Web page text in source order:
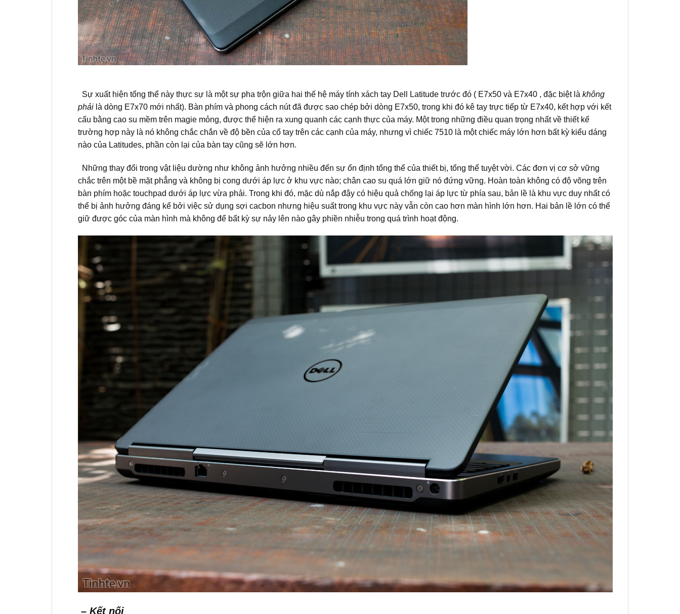
Sự xuất hiện tổng thể này thực sự là một sự pha trộn giữa hai thế hệ máy tính xách tay Dell Latitude trước đó ( E7x50 và E7x40 , đặc biệt là không
phảilà dòng E7x70 mới nhất). Bàn phím và phong cách nút đã được sao chép bởi dòng E7x50, trong khi đó kê tay trực tiếp từ E7x40, kết hợp với kết
cấu bằng cao su mềm trên magie mỏng, được thể hiện ra xung quanh các cạnh thực của máy. Một trong những điều quan trọng nhất về thiết kế
trường hợp này là nó không chắc chắn về độ bền của cổ tay trên các cạnh của máy, nhưng vì chiếc 7510 là một chiếc máy lớn hơn bất kỳ kiểu dáng
nào của Latitudes, phần còn lại của bàn tay cũng sẽ lớn hơn.
Những thay đổi trong vật liệu dường như không ảnh hưởng nhiều đến sự ổn định tổng thể của thiết bị, tổng thể tuyệt vời. Các đơn vị cơ sở vững
chắc trên một bề mặt phẳng và không bị cong dưới áp lực ở khu vực nào; chân cao su quá lớn giữ nó đứng vững. Hoàn toàn không có độ võng trên
bàn phím hoặc touchpad dưới áp lực vừa phải. Trong khi đó, mặc dù nắp đậy có hiệu quả chống lại áp lực từ phía sau, bản lề là khu vực duy nhất có
thể bị ảnh hưởng đáng kể bởi việc sử dụng sợi cacbon nhưng hiệu suất trong khu vực này vẫn còn cao hơn màn hình lớn hơn. Hai bản lề lớn có thể
giữ được góc của màn hình mà không để bất kỳ sự nảy lên nào gây phiền nhiễu trong quá trình hoạt động.
– Kết nối